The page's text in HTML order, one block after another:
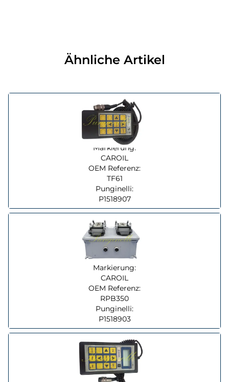
Ähnliche Artikel
Markierung:
CAROIL
OEM Referenz:
TF61
Punginelli:
P1518907
Markierung:
CAROIL
OEM Referenz:
RPB350
Punginelli:
P1518903